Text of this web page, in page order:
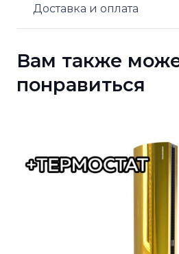
Доставка и оплата
Вам также
понравиться